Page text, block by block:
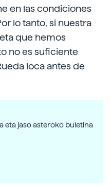
en las condiciones
lo tanto, si nuestra
que hemos
no es suficiente
loca antes de
eta jaso asteroko buletina